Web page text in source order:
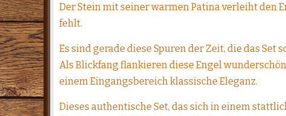
Der Stein mit seiner warmen Patina verleiht den
fehlt.
Es sind gerade diese Spuren der Zeit, die das Set
Als Blickfang flankieren diese Engel
einem Eingangsbereich klassische Eleganz.
Dieses authentische Set, das sich in einem